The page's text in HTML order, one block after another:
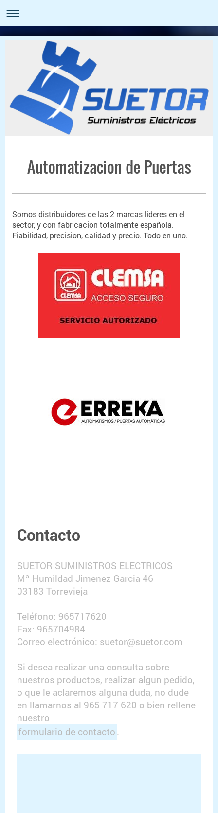
Automatizacion de Puertas
Somos distribuidores de las 2 marcas lideres en el
sector, y con fabricacion totalmente española.
Fiabilidad, precision, calidad y precio. Todo en uno.
Contacto
SUETOR SUMINISTROS ELECTRICOS
Mª Humildad Jimenez Garcia 46
03183 Torrevieja
Teléfono: 965717620
Fax: 965704984
Correo electrónico: suetor@suetor.com
Si desea realizar una consulta sobre
nuestros productos, realizar algun pedido,
o que le aclaremos alguna duda, no dude
en llamarnos al 965 717 620 o bien rellene
nuestro
formulario de contacto .